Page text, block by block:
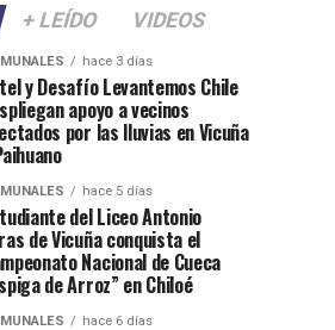
+ LEÍDO VIDEOS
hace 3 días
y Desafío Levantemos Chile
apoyo a vecinos
por las lluvias en Vicuña
hace 5 días
del Liceo Antonio
de Vicuña conquista el
Nacional de Cueca
de Arroz” en Chiloé
hace 6 días